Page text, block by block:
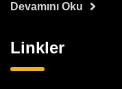
Devamını Oku
Linkler